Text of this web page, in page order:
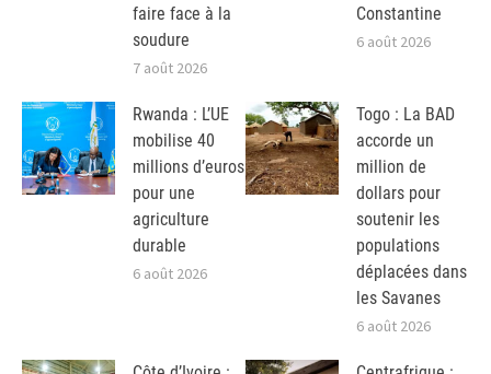
faire face à la
soudure
7 août 2026
Constantine
6 août 2026
Rwanda : L’UE
mobilise 40
millions d’euros
pour une
agriculture
durable
6 août 2026
Togo : La BAD
accorde un
million de
dollars pour
soutenir les
populations
déplacées dans
les Savanes
6 août 2026